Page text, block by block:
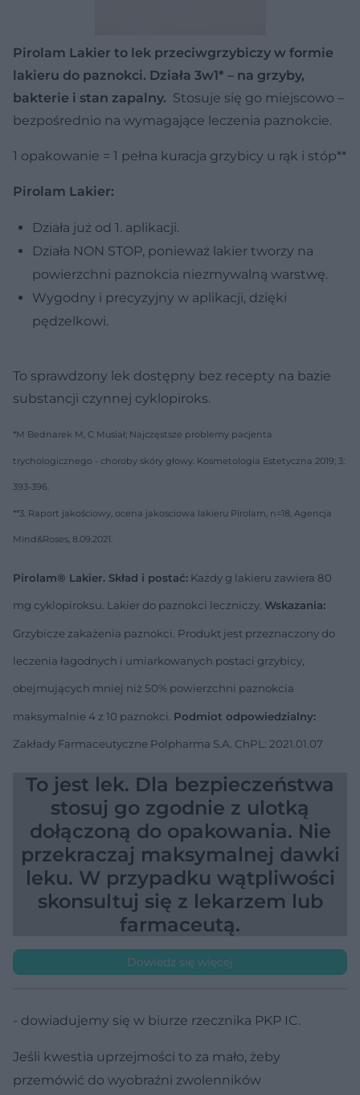
Pirolam Lakier to lek przeciwgrzybiczy w formie
lakieru do paznokci. Działa 3w1* – na grzyby,
bakterie i stan zapalny. Stosuje się go miejscowo –
bezpośrednio na wymagające leczenia paznokcie.
1 opakowanie = 1 pełna kuracja grzybicy u rąk i stóp**
Pirolam Lakier:
Działa już od 1. aplikacji.
Działa NON STOP, ponieważ lakier tworzy na
powierzchni paznokcia niezmywalną warstwę.
Wygodny i precyzyjny w aplikacji, dzięki
pędzelkowi.
To sprawdzony lek dostępny bez recepty na bazie
substancji czynnej cyklopiroks.
*M Bednarek M, C Musiał; Najczęstsze problemy pacjenta
trychologicznego - choroby skóry głowy. Kosmetologia Estetyczna 2019; 3:
393-396.
**3. Raport jakościowy, ocena jakosciowa lakieru Pirolam, n=18, Agencja
Mind&Roses, 8.09.2021.
Pirolam® Lakier. Skład i postać: Każdy g lakieru zawiera 80
mg cyklopiroksu. Lakier do paznokci leczniczy. Wskazania:
Grzybicze zakażenia paznokci. Produkt jest przeznaczony do
leczenia łagodnych i umiarkowanych postaci grzybicy,
obejmujących mniej niż 50% powierzchni paznokcia
maksymalnie 4 z 10 paznokci. Podmiot odpowiedzialny:
Zakłady Farmaceutyczne Polpharma S.A. ChPL: 2021.01.07
To jest lek. Dla bezpieczeństwa
stosuj go zgodnie z ulotką
dołączoną do opakowania. Nie
przekraczaj maksymalnej dawki
leku. W przypadku wątpliwości
skonsultuj się z lekarzem lub
farmaceutą.
Dowiedz się więcej
- dowiadujemy się w biurze rzecznika PKP IC.
Jeśli kwestia uprzejmości to za mało, żeby
przemówić do wyobraźni zwolenników